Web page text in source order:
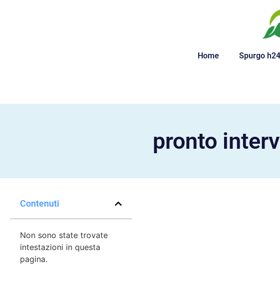
Home Spurgo h24
pronto
Contenuti
Non sono state trovate
intestazioni in questa
pagina.